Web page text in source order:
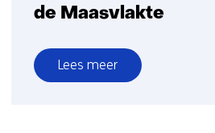
de Maasvlakte
Lees meer
over